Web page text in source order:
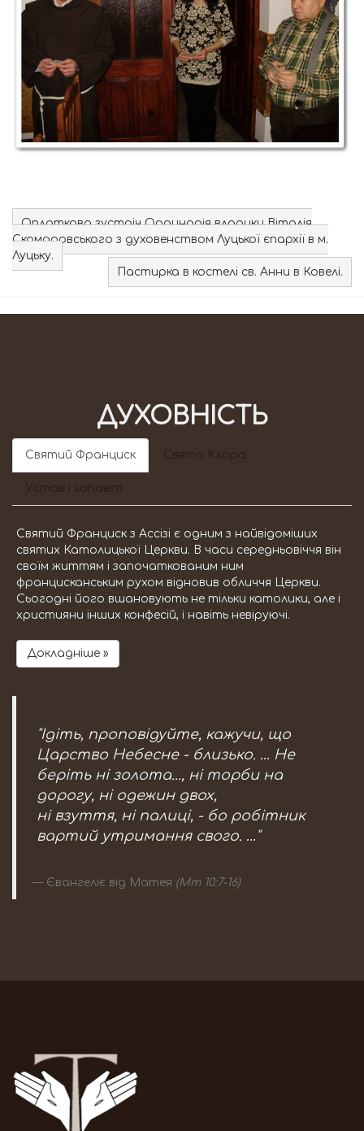
Оплаткова зустріч Ординарія владики Віталія
Скомаровського з духовенством Луцької єпархії в м.
Луцьку.
Пастирка в костелі св. Анни в Ковелі.
ДУХОВНІСТЬ
Святий Франциск Свята Клара
Устав і заповіт
Святий Франциск з Ассізі є одним з найвідоміших
святих Католицької Церкви. В часи середньовіччя він
своїм життям і започаткованим ним
францисканським рухом відновив обличчя Церкви.
Сьогодні його вшановують не тільки католики, але і
християни інших конфесій, і навіть невіруючі.
Докладніше »
"Ідіть, проповідуйте, кажучи, що
Царство Небесне - близько. … Не
беріть ні золота..., ні торби на
дорогу, ні одежин двох,
ні взуття, ні палиці, - бо робітник
вартий утримання свого. …"
Євангеліє від Матея (Мт 10:7-16)